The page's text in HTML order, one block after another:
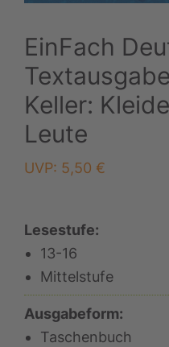
EinFach
Keller:
Leute
UVP: 5,50 €
Lesestufe:
13-16
Mittelstufe
Ausgabeform:
Taschenbuch